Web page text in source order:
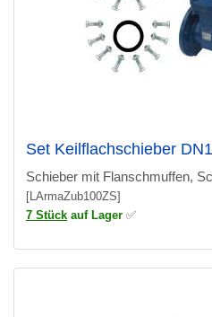
Set Keilflachschieber
Schieber mit Flanschmuffen,
[LArmaZub100ZS]
7 Stück auf Lager ✅